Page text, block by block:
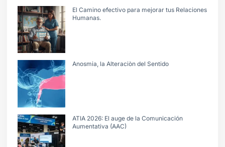
El Camino efectivo para mejorar tus Relaciones
Humanas.
Anosmia, la Alteraciòn del Sentido
ATIA 2026: El auge de la Comunicación
Aumentativa (AAC)